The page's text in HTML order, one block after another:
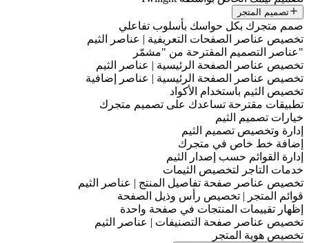
تصميم المتجر
صمم متجرك بكل حواسك بأسلوب تفاعلي
تخصيص عناصر الصفحات التعريفية | عناصر الثيم
"عناصر التصميم المقترحة من "مشمّر
تخصيص عناصر الصفحة الرئيسية | عناصر الثيم
تخصيص عناصر الصفحة الرئيسية | عناصر إضافية
تخصيص الثيم باستخدام الأكواد
تطبيقات مقترحة تساعدك على تصميم متجرك
خيارات تصميم الثيم
إدارة وتخصيص تصميم الثيم
إضافة خط خاص في متجرك
إدارة القوائم حسب إصدار الثيم
خدمات التاجر لتخصيص الثيمات
تخصيص عناصر صفحة تفاصيل المنتج | عناصر الثيم
قوائم المتجر | تخصيص رأس وذيل الصفحة
إظهار تقييمات المنتجات في صفحة واحدة
تخصيص عناصر صفحة التصنيفات | عناصر الثيم
تخصيص هوية المتجر